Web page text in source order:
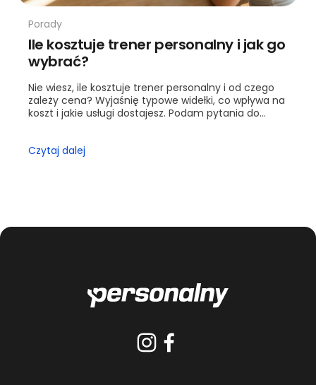
Porady
Ile kosztuje trener personalny i jak go
wybrać?
Nie wiesz, ile kosztuje trener personalny i od czego
zależy cena? Wyjaśnię typowe widełki, co wpływa na
koszt i jakie usługi dostajesz. Podam pytania do
Czytaj dalej